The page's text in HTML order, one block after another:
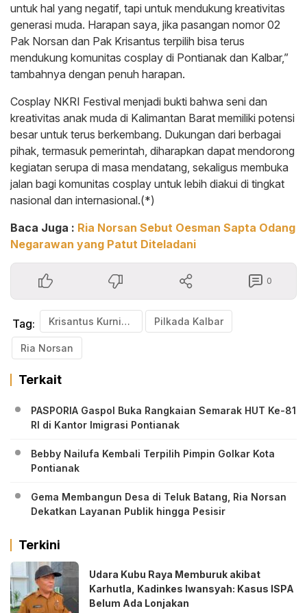
untuk hal yang negatif, tapi untuk mendukung kreativitas
generasi muda. Harapan saya, jika pasangan nomor 02
Pak Norsan dan Pak Krisantus terpilih bisa terus
mendukung komunitas cosplay di Pontianak dan Kalbar,”
tambahnya dengan penuh harapan.
Cosplay NKRI Festival menjadi bukti bahwa seni dan
kreativitas anak muda di Kalimantan Barat memiliki potensi
besar untuk terus berkembang. Dukungan dari berbagai
pihak, termasuk pemerintah, diharapkan dapat mendorong
kegiatan serupa di masa mendatang, sekaligus membuka
jalan bagi komunitas cosplay untuk lebih diakui di tingkat
nasional dan internasional.(*)
Baca Juga : Ria Norsan Sebut Oesman Sapta Odang
Negarawan yang Patut Diteladani
0
Tag: Krisantus Kurniawan Pilkada Kalbar
Ria Norsan
Terkait
PASPORIA Gaspol Buka Rangkaian Semarak HUT Ke-81
RI di Kantor Imigrasi Pontianak
Bebby Nailufa Kembali Terpilih Pimpin Golkar Kota
Pontianak
Gema Membangun Desa di Teluk Batang, Ria Norsan
Dekatkan Layanan Publik hingga Pesisir
Terkini
Udara Kubu Raya Memburuk akibat
Karhutla, Kadinkes Iwansyah: Kasus ISPA
Belum Ada Lonjakan